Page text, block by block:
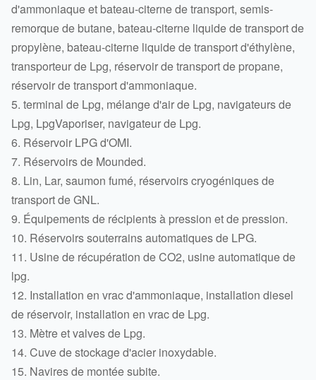
d'ammoniaque et bateau-citerne de transport, semis-
remorque de butane, bateau-citerne liquide de transport de
propylène, bateau-citerne liquide de transport d'éthylène,
transporteur de Lpg, réservoir de transport de propane,
réservoir de transport d'ammoniaque.
5. terminal de Lpg, mélange d'air de Lpg, navigateurs de
Lpg, LpgVaporiser, navigateur de Lpg.
6. Réservoir LPG d'OMI.
7. Réservoirs de Mounded.
8. Lin, Lar, saumon fumé, réservoirs cryogéniques de
transport de GNL.
9. Équipements de récipients à pression et de pression.
10. Réservoirs souterrains automatiques de LPG.
11. Usine de récupération de CO2, usine automatique de
lpg.
12. Installation en vrac d'ammoniaque, installation diesel
de réservoir, installation en vrac de Lpg.
13. Mètre et valves de Lpg.
14. Cuve de stockage d'acier inoxydable.
15. Navires de montée subite.